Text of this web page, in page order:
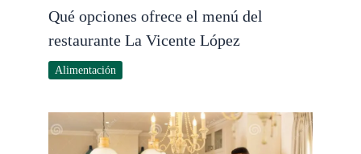
Qué opciones ofrece el menú del
restaurante La Vicente López
Alimentación